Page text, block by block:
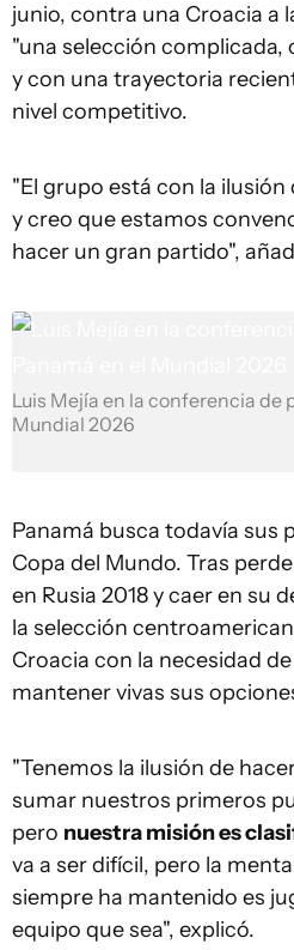
junio, contra una Croacia a
"una selección complicada,
y con una trayectoria
nivel competitivo.
"El grupo está con la
y creo que estamos
hacer un gran partido",
Luis Mejía en la conferencia de
Mundial 2026
Panamá busca todavía sus
Copa del Mundo. Tras
en Rusia 2018 y caer en su
la selección
Croacia con la necesidad
mantener vivas sus
"Tenemos la ilusión de
sumar nuestros primeros
pero nuestra misión es
va a ser difícil, pero la
siempre ha mantenido es
equipo que sea", explicó.